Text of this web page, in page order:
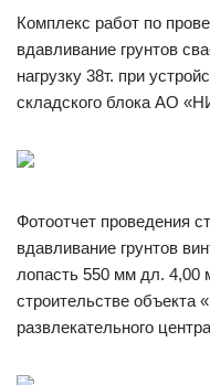
Комплекс работ по
вдавливание грунтов
нагрузку 38т. при
складского блока АО
Фотоотчет проведения
вдавливание грунтов
лопасть 550 мм дл. 4,00
строительстве объекта
развлекательного